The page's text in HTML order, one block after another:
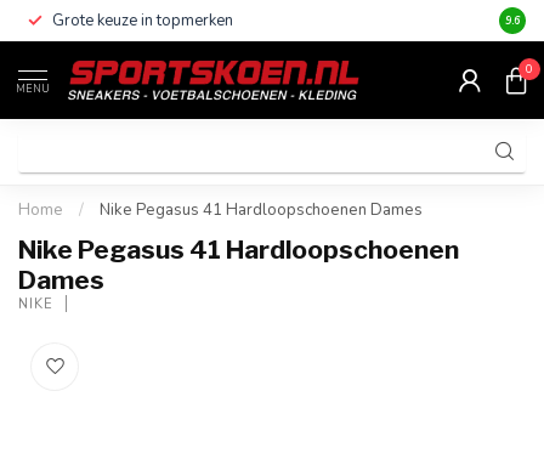
Grote keuze in topmerken Altijd
9.6
MENU
0
Home / Nike Pegasus 41 Hardloopschoenen Dames
Nike Pegasus 41 Hardloopschoenen
Dames
NIKE